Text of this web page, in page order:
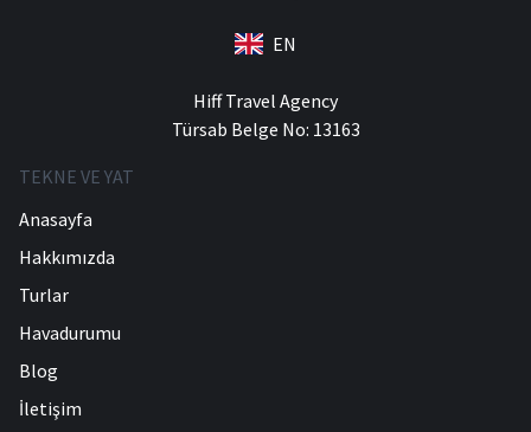
EN
Hiff Travel Agency
Türsab Belge No: 13163
TEKNE VE YAT
Anasayfa
Hakkımızda
Turlar
Havadurumu
Blog
İletişim